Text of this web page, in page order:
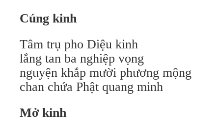
Cúng kinh
Tâm trụ pho Diệu kinh
lắng tan ba nghiệp vọng
nguyện khắp mười phương mộng
chan chứa Phật quang minh
Mở kinh